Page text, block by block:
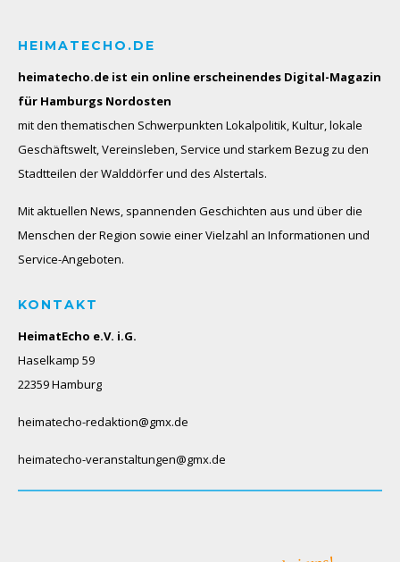
HEIMATECHO.DE
heimatecho.de ist ein online erscheinendes Digital-Magazin
für Hamburgs Nordosten
mit den thematischen Schwerpunkten Lokalpolitik, Kultur, lokale
Geschäftswelt, Vereinsleben, Service und starkem Bezug zu den
Stadtteilen der Walddörfer und des Alstertals.
Mit aktuellen News, spannenden Geschichten aus und über die
Menschen der Region sowie einer Vielzahl an Informationen und
Service-Angeboten.
KONTAKT
HeimatEcho e.V. i.G.
Haselkamp 59
22359 Hamburg
heimatecho-redaktion@gmx.de
heimatecho-veranstaltungen@gmx.de